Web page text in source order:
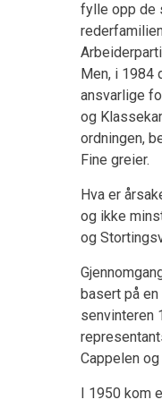
fylle opp de
Men, i 1984
ansvarlige
og
ordningen,
Fine greier.
Hva er
og ikke
og
basert på
senvinteren
Cappelen
I 1950 kom